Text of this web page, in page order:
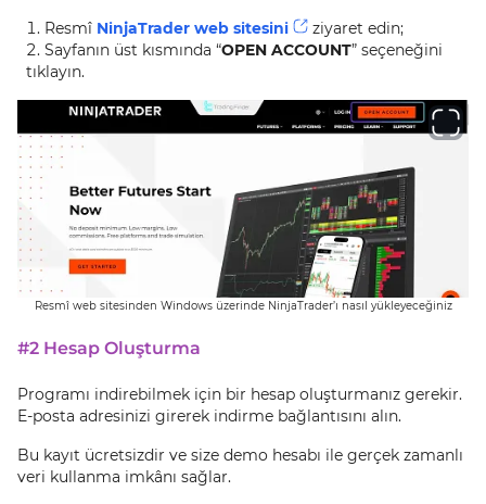
Resmî NinjaTrader web sitesini
ziyaret edin;
Sayfanın üst kısmında “OPEN ACCOUNT” seçeneğini
tıklayın.
Resmî web sitesinden Windows üzerinde NinjaTrader’ı nasıl yükleyeceğiniz
#2 Hesap Oluşturma
Programı indirebilmek için bir hesap oluşturmanız gerekir.
E-posta adresinizi girerek indirme bağlantısını alın.
Bu kayıt ücretsizdir ve size demo hesabı ile gerçek zamanlı
veri kullanma imkânı sağlar.